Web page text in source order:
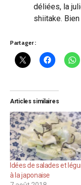
déliées, la
shiitake.
Partager :
Articles similaires
Idées de salades et
à la japonaise